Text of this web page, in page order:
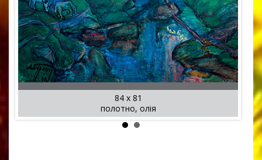
84 x 81
полотно, олія